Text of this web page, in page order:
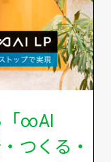
「∞AI
つくる・